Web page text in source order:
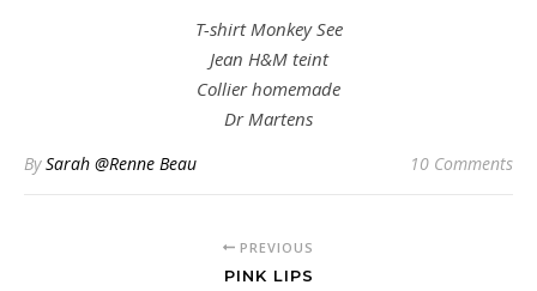
T-shirt Monkey See
Jean H&M teint
Collier homemade
Dr Martens
BySarah @Renne Beau 10 Comments
PREVIOUS
PINK LIPS